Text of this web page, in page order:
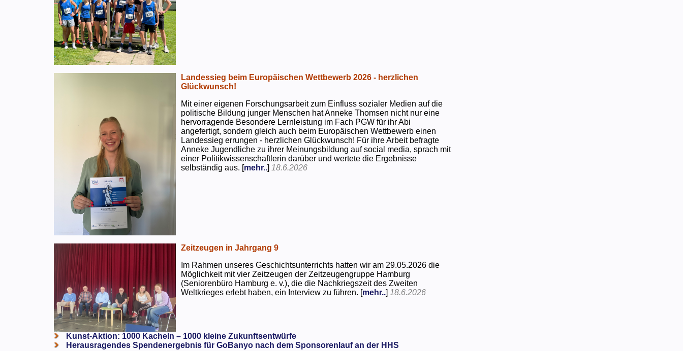
Landessieg beim Europäischen Wettbewerb 2026 - herzlichen
Glückwunsch!
Mit einer eigenen Forschungsarbeit zum Einfluss sozialer Medien auf die
politische Bildung junger Menschen hat Anneke Thomsen nicht nur eine
hervorragende Besondere Lernleistung im Fach PGW für ihr Abi
angefertigt, sondern gleich auch beim Europäischen Wettbewerb einen
Landessieg errungen - herzlichen Glückwunsch! Für ihre Arbeit befragte
Anneke Jugendliche zu ihrer Meinungsbildung auf social media, sprach mit
einer Politikwissenschaftlerin darüber und wertete die Ergebnisse
selbständig aus. [mehr..] 18.6.2026
Zeitzeugen in Jahrgang 9
Im Rahmen unseres Geschichtsunterrichts hatten wir am 29.05.2026 die
Möglichkeit mit vier Zeitzeugen der Zeitzeugengruppe Hamburg
(Seniorenbüro Hamburg e. v.), die die Nachkriegszeit des Zweiten
Weltkrieges erlebt haben, ein Interview zu führen. [mehr..] 18.6.2026
Kunst-Aktion: 1000 Kacheln – 1000 kleine Zukunftsentwürfe
Herausragendes Spendenergebnis für GoBanyo nach dem Sponsorenlauf an der HHS